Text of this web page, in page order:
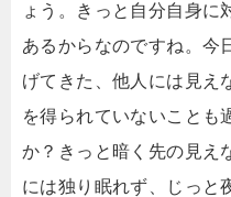
ょう。きっと自分自身に
あるからなのですね。今
げてきた、他人には見え
を得られていないことも
か？きっと暗く先の見え
には独り眠れず、じっと